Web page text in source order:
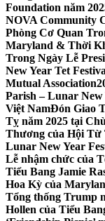
Foundation năm
NOVA Community
Phòng Cơ Quan
Maryland & Thời
Trong Ngày Lễ
New Year Tet
Mutual Association
Parish – Lunar
Việt NamĐón Giao
Tỵ năm 2025 tại
Thương của Hội Từ
Lunar New Year
Lễ nhậm chức của
Tiểu Bang Jamie
Hoa Kỳ của
Tổng thống Trump
Hollen của Tiểu